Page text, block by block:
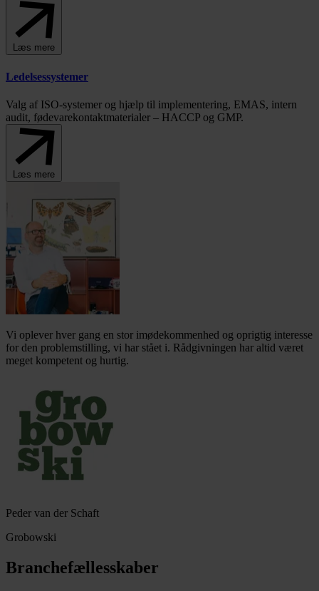
Læs mere
Ledelsessystemer
Valg af ISO-systemer og hjælp til implementering, EMAS, intern
audit, fødevarekontaktmaterialer – HACCP og GMP.
Læs mere
Vi oplever hver gang en stor imødekommenhed og oprigtig interesse
for den problemstilling, vi har stået i. Rådgivningen har altid været
meget kompetent og hurtig.
Peder van der Schaft
Grobowski
Branchefællesskaber